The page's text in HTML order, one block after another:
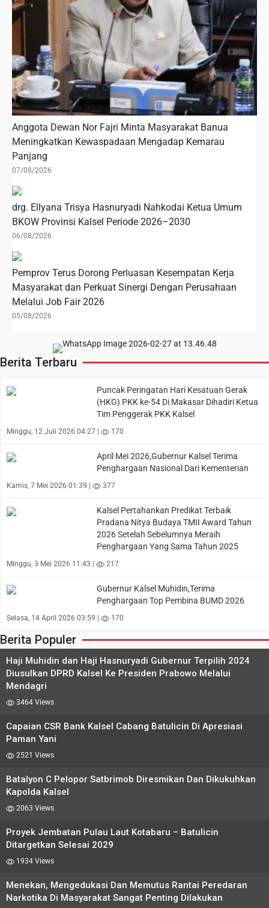
Anggota Dewan Nor Fajri Minta Masyarakat Banua
Meningkatkan Kewaspadaan Mengadap Kemarau
Panjang
07/08/2026
drg. Ellyana Trisya Hasnuryadi Nahkodai Ketua Umum
BKOW Provinsi Kalsel Periode 2026–2030
06/08/2026
Pemprov Terus Dorong Perluasan Kesempatan Kerja
Masyarakat dan Perkuat Sinergi Dengan Perusahaan
Melalui Job Fair 2026
05/08/2026
Berita Terbaru
Puncak Peringatan Hari Kesatuan Gerak
(HKG) PKK ke-54 Di Makasar Dihadiri Ketua
Tim Penggerak PKK Kalsel
Minggu, 12 Juli 2026 04:27 | 170
April Mei 2026,Gubernur Kalsel Terima
Penghargaan Nasional Dari Kementerian
Kamis, 7 Mei 2026 01:39 | 377
Kalsel Pertahankan Predikat Terbaik
Pradana Nitya Budaya TMII Award Tahun
2026 Setelah Sebelumnya Meraih
Penghargaan Yang Sama Tahun 2025
Minggu, 3 Mei 2026 11:43 | 217
Gubernur Kalsel Muhidin,Terima
Penghargaan Top Pembina BUMD 2026
Selasa, 14 April 2026 03:59 | 170
Berita Populer
Haji Muhidin dan Haji Hasnuryadi Gubernur Terpilih 2024
Diusulkan DPRD Kalsel Ke Presiden Prabowo Melalui
Mendagri
3464 Views
Capaian CSR Bank Kalsel Cabang Batulicin Di Apresiasi
Paman Yani
2521 Views
Batalyon C Pelopor Satbrimob Diresmikan Dan Dikukuhkan
Kapolda Kalsel
2063 Views
Proyek Jembatan Pulau Laut Kotabaru – Batulicin
Ditargetkan Selesai 2029
1934 Views
Menekan, Mengedukasi Dan Memutus Rantai Peredaran
Narkotika Di Masyarakat Sangat Penting Dilakukan